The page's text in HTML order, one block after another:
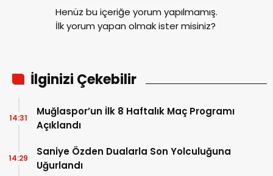
Henüz bu içeriğe yorum yapılmamış.
İlk yorum yapan olmak ister misiniz?
İlginizi Çekebilir
Muğlaspor’un İlk 8 Haftalık Maç Programı
Açıklandı
14:31
Saniye Özden Dualarla Son Yolculuğuna
Uğurlandı
14:29